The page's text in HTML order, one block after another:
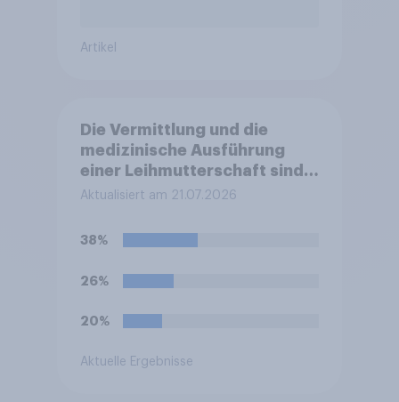
Artikel
Die Vermittlung und die
medizinische Ausführung
einer Leihmutterschaft sind
in Deutschland anders als in
verboten. Wie stehen Sie zu
Aktualisiert am 21.07.2026
38%
26%
20%
Aktuelle Ergebnisse